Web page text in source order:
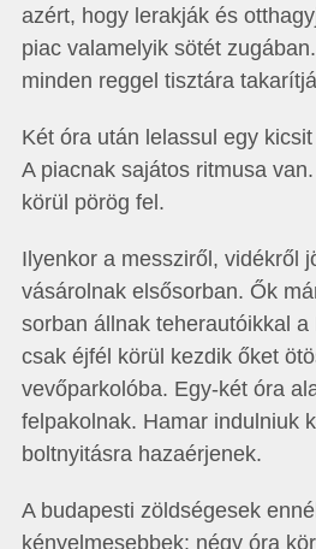
azért, hogy lerakják és
piac valamelyik sötét
minden reggel tisztára
Két óra után lelassul egy
A piacnak sajátos ritmusa
körül pörög fel.
Ilyenkor a messziről, vidékről
vásárolnak elsősorban. Ők
sorban állnak teherautóikkal
csak éjfél körül kezdik őket
vevőparkolóba. Egy-két óra
felpakolnak. Hamar indulniuk
boltnyitásra hazaérjenek.
A budapesti zöldségesek
kényelmesebbek: négy óra